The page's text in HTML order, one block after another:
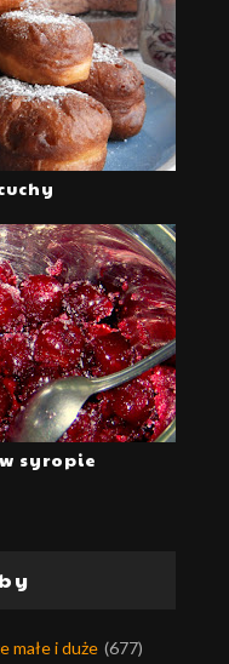
syropie
małe i duże (677)